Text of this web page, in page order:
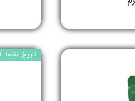
تاریخ انقضا: 2025/04